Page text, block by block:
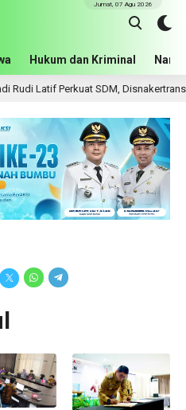
Hukum dan Kriminal
Jumat, 07 Agu 2026
Latif Perkuat SDM, Disnakertrans